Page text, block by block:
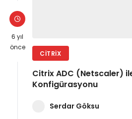
6 yıl
önce
CITRIX
Citrix ADC (Netscaler)
Konfigürasyonu
Serdar Göksu